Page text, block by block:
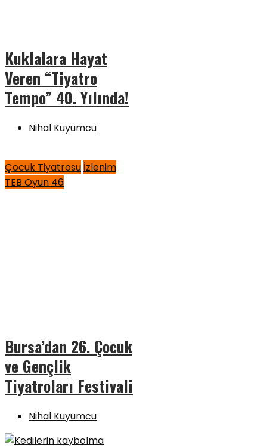
Kuklalara Hayat
Veren “Tiyatro
Tempo” 40. Yılında!
Nihal Kuyumcu
Çocuk Tiyatrosu İzlenim
TEB Oyun 46
Bursa’dan 26. Çocuk
ve Gençlik
Tiyatroları Festivali
Nihal Kuyumcu